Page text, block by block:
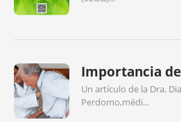
Importancia
Un artículo de la Dra.
Perdomo,médi...